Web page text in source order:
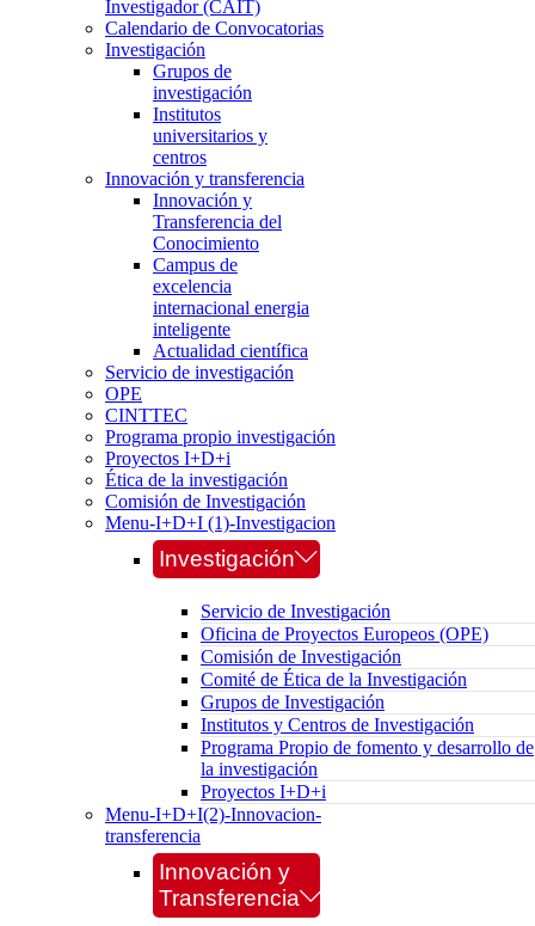
Investigador (CAIT)
Calendario de Convocatorias
Investigación
Grupos de
investigación
Institutos
universitarios y
centros
Innovación y transferencia
Innovación y
Transferencia del
Conocimiento
Campus de
excelencia
internacional energia
inteligente
Actualidad científica
Servicio de investigación
OPE
CINTTEC
Programa propio investigación
Proyectos I+D+i
Ética de la investigación
Comisión de Investigación
Menu-I+D+I (1)-Investigacion
Investigación
Servicio de Investigación
Oficina de Proyectos Europeos (OPE)
Comisión de Investigación
Comité de Ética de la Investigación
Grupos de Investigación
Institutos y Centros de Investigación
Programa Propio de fomento y desarrollo de
la investigación
Proyectos I+D+i
Menu-I+D+I(2)-Innovacion-
transferencia
Innovación y
Transferencia